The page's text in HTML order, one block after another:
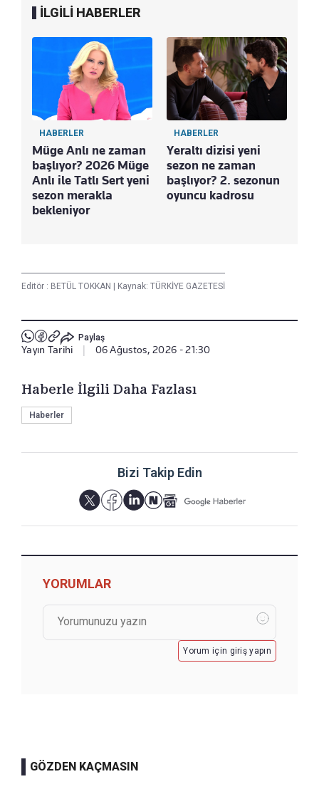
İLGİLİ HABERLER
HABERLER
Müge Anlı ne zaman
başlıyor? 2026 Müge
Anlı ile Tatlı Sert yeni
sezon merakla
bekleniyor
HABERLER
Yeraltı dizisi yeni
sezon ne zaman
başlıyor? 2. sezonun
oyuncu kadrosu
Editör : BETÜL TOKKAN Kaynak: TÜRKİYE GAZETESİ
Paylaş
Yayın Tarihi 06 Ağustos, 2026 - 21:30
Haberle İlgili Daha Fazlası
Haberler
Bizi Takip Edin
YORUMLAR
Yorum için giriş yapın
GÖZDEN KAÇMASIN